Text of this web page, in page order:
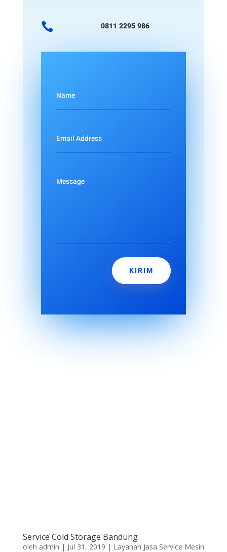
 0811 2295 986
KIRIM
Service Cold Storage Bandung
oleh admin | Jul 31, 2019 | Layanan Jasa Service Mesin